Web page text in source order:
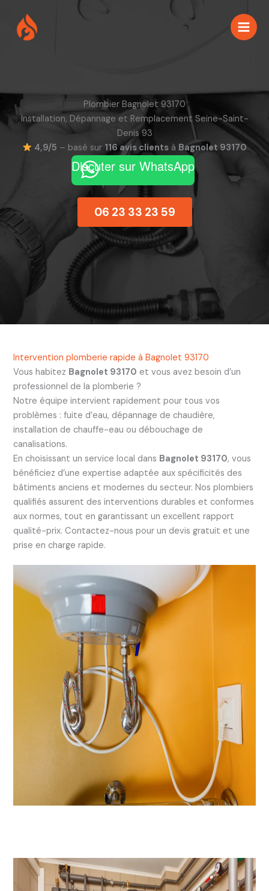
contenu
Plombier Bagnolet 93170
Installation, Dépannage et Remplacement Seine-Saint-
Denis 93
4,9/5 – basé sur 116 avis clients à Bagnolet 93170
Discuter sur WhatsApp
06 23 33 23 59
Intervention plomberie rapide à Bagnolet 93170
Vous habitez Bagnolet 93170 et vous avez besoin d’un
professionnel de la plomberie ?
Notre équipe intervient rapidement pour tous vos
problèmes : fuite d’eau, dépannage de chaudière,
installation de chauffe-eau ou débouchage de
canalisations.
En choisissant un service local dans Bagnolet 93170, vous
bénéficiez d’une expertise adaptée aux spécificités des
bâtiments anciens et modernes du secteur. Nos plombiers
qualifiés assurent des interventions durables et conformes
aux normes, tout en garantissant un excellent rapport
qualité-prix. Contactez-nous pour un devis gratuit et une
prise en charge rapide.